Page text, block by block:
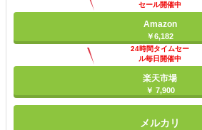
セール開催中
Amazon
￥6,182
24時間タイムセー
ル毎日開催中
楽天市場
￥ 7,900
メルカリ